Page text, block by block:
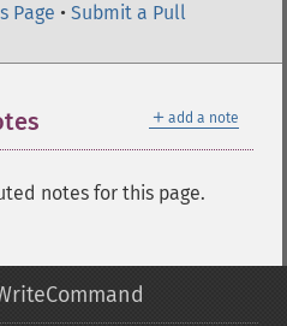
Page • Submit a Pull
＋ add a note
notes for this page.